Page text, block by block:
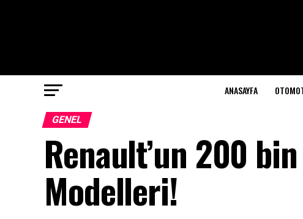
ANASAYFA
GENEL
Renault’un 200
Modelleri!